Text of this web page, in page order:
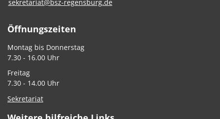
sekretariat@bsz-regensburg.de
Öffnungszeiten
Montag bis Donnerstag
7.30 - 16.00 Uhr
Freitag
7.30 - 14.00 Uhr
Sekretariat